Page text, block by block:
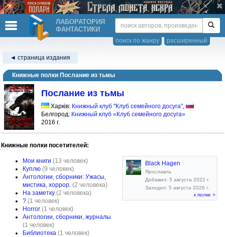
ЛАБОРАТОРИЯ
ФАНТАСТИКИ
расширенный
поиск по жанру
◄ страница издания
Книжные полки Послание из тьмы
Послание из тьмы
Харків: Книжный клуб "Клуб семейного досуга",
Белгород: Книжный клуб «Клуб семейного досуга»
2016 г.
Книжные полки посетителей:
Мои книги (13 человек)
Куплю (9 человек)
Антологии, сборники: Ужасы,
мистика, хоррор. (2 человека)
На заметку (2 человека)
? (1 человек)
Horror (1 человек)
Антологии, сборники, журналы
(1 человек)
Библиотека (1 человек)
Black Hagen
Ярославль
Добавил: 5 августа 2022 г.
Заходил: 5 августа 2026 г.
к полке >